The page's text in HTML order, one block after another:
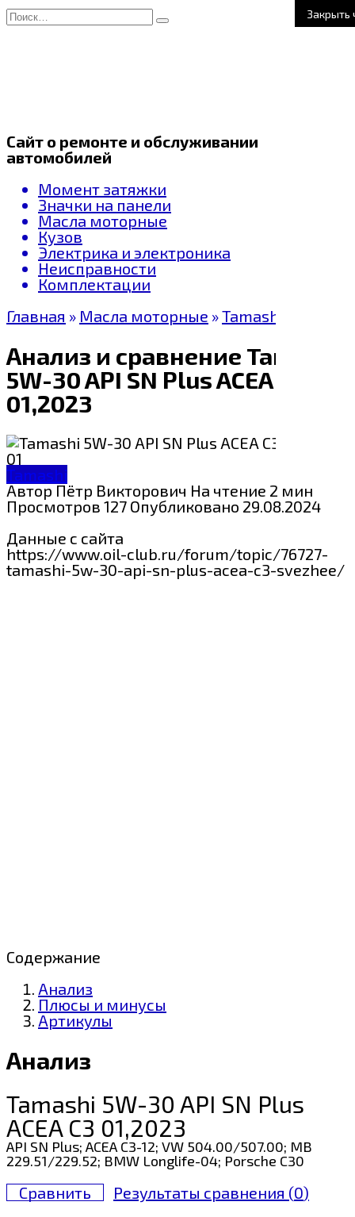
Перейти
к
Search
for:
Сайт о ремонте и обслуживании
автомобилей
Момент затяжки
Значки на панели
Масла моторные
Кузов
Электрика и электроника
Неисправности
Комплектации
Главная » Масла моторные »Tamashi
Анализ и сравнение Tamashi
5W-30 API SN Plus ACEA C3
01,2023
Tamashi
АвторПётр Викторович На чтение 2 мин
Просмотров 127 Опубликовано 29.08.2024
Данные с сайта
https://www.oil-club.ru/forum/topic/76727-
tamashi-5w-30-api-sn-plus-acea-c3-svezhee/
Содержание
Анализ
Плюсы и минусы
Артикулы
Анализ
Tamashi 5W-30 API SN Plus
ACEA C3 01,2023
API SN Plus; ACEA C3-12; VW 504.00/507.00; MB
229.51/229.52; BMW Longlife-04; Porsche C30
Сравнить Результаты сравнения (0)